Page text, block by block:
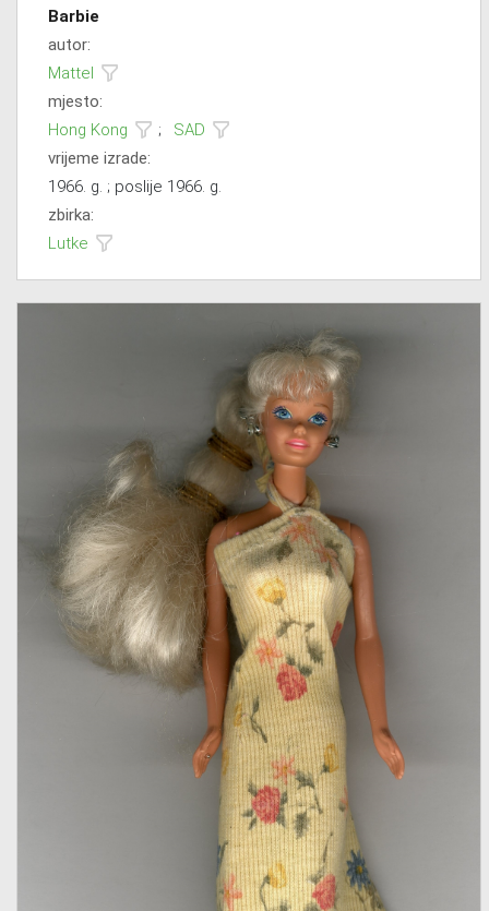
Barbie
autor:
Mattel
mjesto:
Hong Kong
;
SAD
vrijeme izrade:
1966. g. ; poslije 1966. g.
zbirka:
Lutke